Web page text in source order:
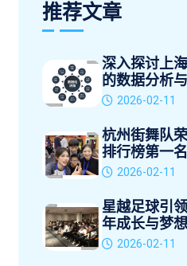
推荐文章
深入探讨上
的数据分析
2026-02-11
杭州街舞队
排行榜第一
2026-02-11
星越足球引
年成长与梦
2026-02-11